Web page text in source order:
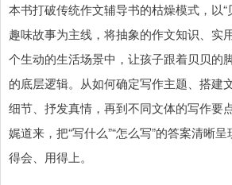
本书打破传统作文辅导书的枯燥模式，以“
趣味故事为主线，将抽象的作文知识、实
个生动的生活场景中，让孩子跟着贝贝的
的底层逻辑。从如何确定写作主题、搭建
细节、抒发真情，再到不同文体的写作要
娓道来，把“写什么”“怎么写”的答案清晰
得会、用得上。